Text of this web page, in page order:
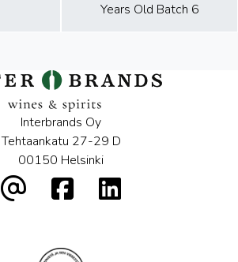
Years Old Batch 6
Interbrands Oy
Tehtaankatu 27-29 D
00150 Helsinki